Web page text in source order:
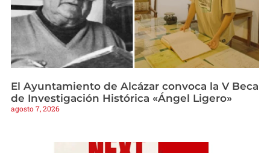
El Ayuntamiento de Alcázar convoca la V Beca
de Investigación Histórica «Ángel Ligero»
agosto 7, 2026